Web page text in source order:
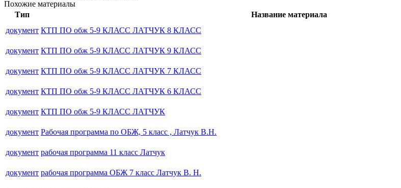
Похожие материалы
Тип
Название материала
документ КТП ПО обж 5-9 КЛАСС ЛАТЧУК 8 КЛАСС
документ КТП ПО обж 5-9 КЛАСС ЛАТЧУК 9 КЛАСС
документ КТП ПО обж 5-9 КЛАСС ЛАТЧУК 7 КЛАСС
документ КТП ПО обж 5-9 КЛАСС ЛАТЧУК 6 КЛАСС
документ КТП ПО обж 5-9 КЛАСС ЛАТЧУК
документ Рабочая программа по ОБЖ, 5 класс , Латчук В.Н.
документ рабочая программа 11 класс Латчук
документ рабочая программа ОБЖ 7 класс Латчук В. Н.